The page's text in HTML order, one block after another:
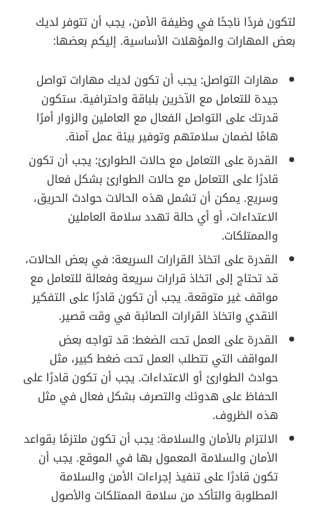
لتكون فردًا ناجحًا في وظيفة الأمن، يجب أن تتوفر لديك
بعض المهارات والمؤهلات الأساسية. إليكم بعضها:
مهارات التواصل: يجب أن تكون لديك مهارات تواصل
جيدة للتعامل مع الآخرين بلباقة واحترافية. ستكون
قدرتك على التواصل الفعال مع العاملين والزوار أمرًا
هامًا لضمان سلامتهم وتوفير بيئة عمل آمنة.
القدرة على التعامل مع حالات الطوارئ: يجب أن تكون
قادرًا على التعامل مع حالات الطوارئ بشكل فعال
وسريع. يمكن أن تشمل هذه الحالات حوادث الحريق،
الاعتداءات، أو أي حالة تهدد سلامة العاملين
والممتلكات.
القدرة على اتخاذ القرارات السريعة: في بعض الحالات،
قد تحتاج إلى اتخاذ قرارات سريعة وفعالة للتعامل مع
مواقف غير متوقعة. يجب أن تكون قادرًا على التفكير
النقدي واتخاذ القرارات الصائبة في وقت قصير.
القدرة على العمل تحت الضغط: قد تواجه بعض
المواقف التي تتطلب العمل تحت ضغط كبير، مثل
حوادث الطوارئ أو الاعتداءات. يجب أن تكون قادرًا على
الحفاظ على هدوئك والتصرف بشكل فعال في مثل
هذه الظروف.
الالتزام بالأمان والسلامة: يجب أن تكون ملتزمًا بقواعد
الأمان والسلامة المعمول بها في الموقع. يجب أن
تكون قادرًا على تنفيذ إجراءات الأمن والسلامة
المطلوبة والتأكد من سلامة الممتلكات والأصول